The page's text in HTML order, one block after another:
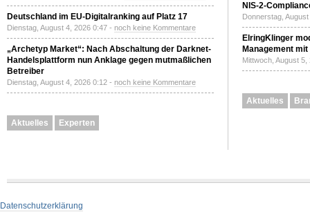
Deutschland im EU-Digitalranking auf Platz 17
Dienstag, August 4, 2026 0:47 - noch keine Kommentare
„Archetyp Market“: Nach Abschaltung der Darknet-
Handelsplattform nun Anklage gegen mutmaßlichen
Betreiber
Dienstag, August 4, 2026 0:12 - noch keine Kommentare
Aktuelles Experten
NIS-2-
Donnerstag,
ElringKlinger
Management
Mittwoch, August
Aktuelles
Datenschutzerklärung